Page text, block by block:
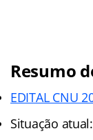
Resumo
EDITAL CNU
Situação atual: